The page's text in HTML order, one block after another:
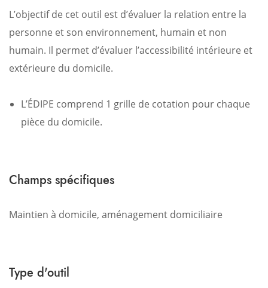
L’objectif de cet outil est d’évaluer la relation entre la
personne et son environnement, humain et non
humain. Il permet d’évaluer l’accessibilité intérieure et
extérieure du domicile.
L’ÉDIPE comprend 1 grille de cotation pour chaque
pièce du domicile.
Champs spécifiques
Maintien à domicile, aménagement domiciliaire
Type d'outil